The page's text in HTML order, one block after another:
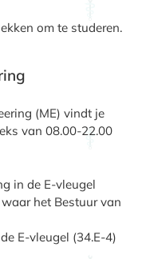
om te studeren.
(ME) vindt je
van 08.00-22.00
in de E-vleugel
het Bestuur van
E-vleugel (34.E-4)